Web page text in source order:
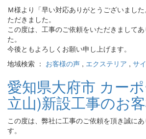
Ｍ様より「早い対応ありがとうございまし
ただきました。
この度は、工事のご依頼をいただきまして
た。
今後ともよろしくお願い申し上げます。
地域検索 ： お客様の声 , エクステリア , サ
愛知県大府市 カー
立山)新設工事のお
この度は、弊社に工事のご依頼を頂き誠に
す。